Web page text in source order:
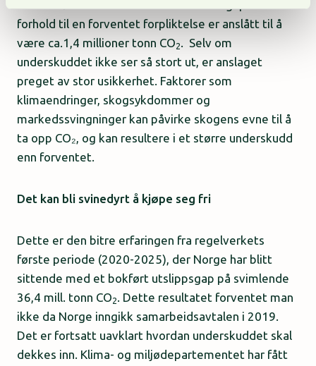
forhold til en forventet forpliktelse er anslått til å
være ca.1,4 millioner tonn CO2. Selv om
underskuddet ikke ser så stort ut, er anslaget
preget av stor usikkerhet. Faktorer som
klimaendringer, skogsykdommer og
markedssvingninger kan påvirke skogens evne til å
ta opp CO₂, og kan resultere i et større underskudd
enn forventet.
Det kan bli svinedyrt å kjøpe seg fri
Dette er den bitre erfaringen fra regelverkets
første periode (2020-2025), der Norge har blitt
sittende med et bokført utslippsgap på svimlende
36,4 mill. tonn CO2. Dette resultatet forventet man
ikke da Norge inngikk samarbeidsavtalen i 2019.
Det er fortsatt uavklart hvordan underskuddet skal
dekkes inn. Klima- og miljødepartementet har fått